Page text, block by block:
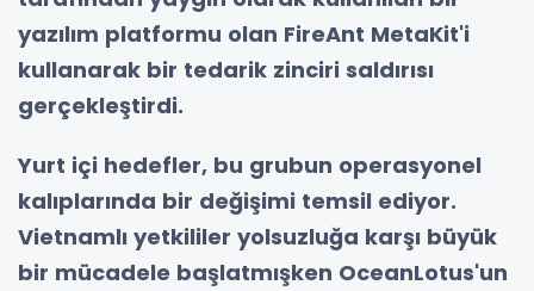
yazılım platformu olan FireAnt MetaKit'i
kullanarak bir tedarik zinciri saldırısı
gerçekleştirdi.
Yurt içi hedefler, bu grubun operasyonel
kalıplarında bir değişimi temsil ediyor.
Vietnamlı yetkililer yolsuzluğa karşı büyük
bir mücadele başlatmışken OceanLotus'un